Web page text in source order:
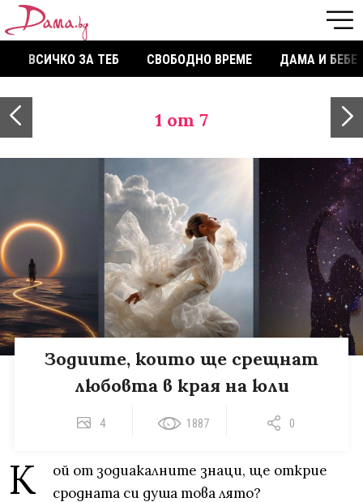
ВСИЧКО ЗА ТЕБ СВОБОДНО ВРЕМЕ ДАМА И БЕБЕ
1 от 7
Зодиите, които ще срещнат
любовта в края на юли
4 1887 0
К
ой от зодиакалните знаци, ще открие
сродната си душа това лято?